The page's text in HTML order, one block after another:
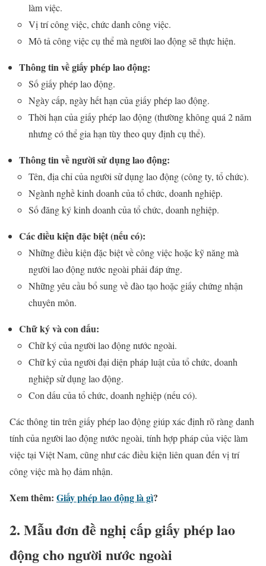
làm việc.
Vị trí công việc, chức danh công việc.
Mô tả công việc cụ thể mà người lao động sẽ thực hiện.
Thông tin về giấy phép lao động:
Số giấy phép lao động.
Ngày cấp, ngày hết hạn của giấy phép lao động.
Thời hạn của giấy phép lao động (thường không quá 2 năm
nhưng có thể gia hạn tùy theo quy định cụ thể).
Thông tin về người sử dụng lao động:
Tên, địa chỉ của người sử dụng lao động (công ty, tổ chức).
Ngành nghề kinh doanh của tổ chức, doanh nghiệp.
Số đăng ký kinh doanh của tổ chức, doanh nghiệp.
Các điều kiện đặc biệt (nếu có):
Những điều kiện đặc biệt về công việc hoặc kỹ năng mà
người lao động nước ngoài phải đáp ứng.
Những yêu cầu bổ sung về đào tạo hoặc giấy chứng nhận
chuyên môn.
Chữ ký và con dấu:
Chữ ký của người lao động nước ngoài.
Chữ ký của người đại diện pháp luật của tổ chức, doanh
nghiệp sử dụng lao động.
Con dấu của tổ chức, doanh nghiệp (nếu có).
Các thông tin trên giấy phép lao động giúp xác định rõ ràng danh
tính của người lao động nước ngoài, tính hợp pháp của việc làm
việc tại Việt Nam, cũng như các điều kiện liên quan đến vị trí
công việc mà họ đảm nhận.
Xem thêm: Giấy phép lao động là gì?
2. Mẫu đơn đề nghị cấp giấy phép lao
động cho người nước ngoài